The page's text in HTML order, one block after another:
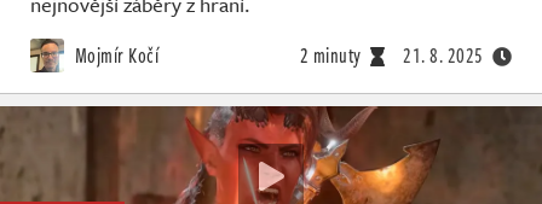
Mojmír Kočí 2 minuty 21. 8. 2025